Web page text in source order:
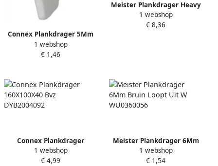
Connex Plankdrager 5Mm
Kunststof 8St Wi KY6140010
1 webshop
€ 1,46
Meister Plankdrager Heavy
Duty 330X500 Wi W
WU0700560
1 webshop
€ 8,36
Connex Plankdrager
160X100X40 Bvz
DYB2004092
1 webshop
€ 4,99
Meister Plankdrager 6Mm
Bruin Loopt Uit W
WU0360056
1 webshop
€ 1,54